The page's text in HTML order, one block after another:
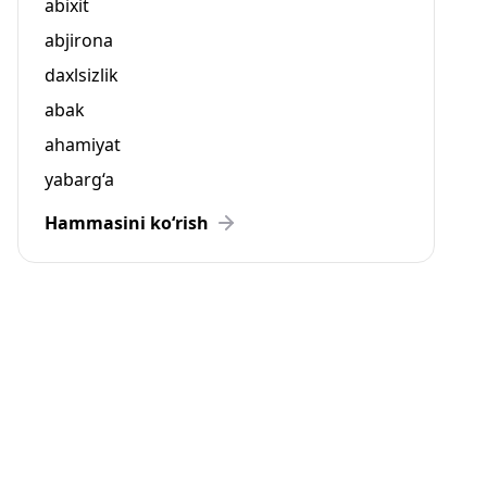
abixit
abjirona
daxlsizlik
abak
ahamiyat
yabarg‘a
Hammasini ko‘rish